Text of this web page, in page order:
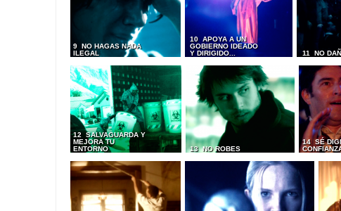
9 NO HAGAS NADA
ILEGAL
10 APOYA A UN
GOBIERNO IDEADO
Y DIRIGIDO...
11 NO
12 SALVAGUARDA Y
MEJORA TU
ENTORNO
13 NO ROBES
14 SÉ